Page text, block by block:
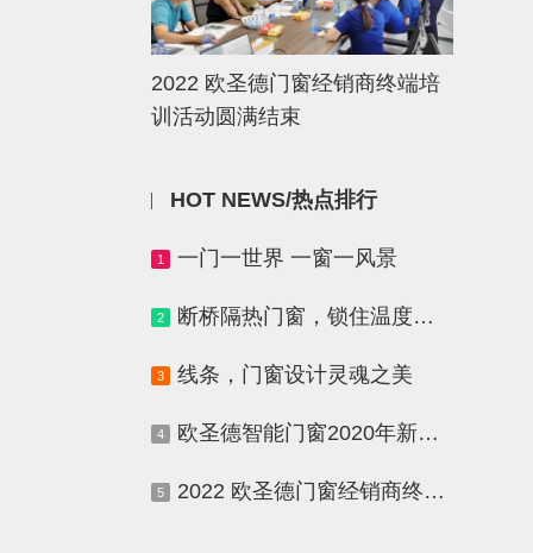
2022 欧圣德门窗经销商终端培
训活动圆满结束
HOT NEWS/热点排行
1 一门一世界 一窗一风景
2 断桥隔热门窗，锁住温度，寒冬不寒！
3 线条，门窗设计灵魂之美
4 欧圣德智能门窗2020年新品发布会圆满落幕！
5 2022 欧圣德门窗经销商终端培训活动圆满结束